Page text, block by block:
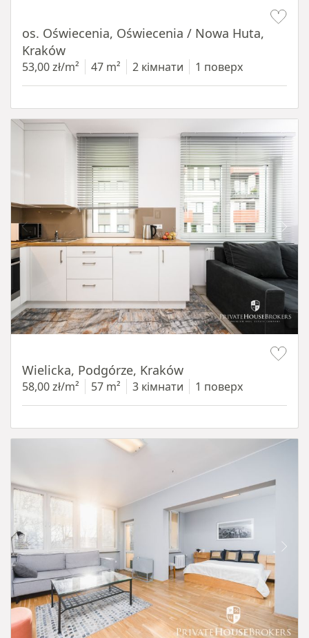
os. Oświecenia, Oświecenia / Nowa Huta,
Kraków
53,00 zł/m² 47 m² 2 кімнати 1 поверх
Wielicka, Podgórze, Kraków
58,00 zł/m² 57 m² 3 кімнати 1 поверх